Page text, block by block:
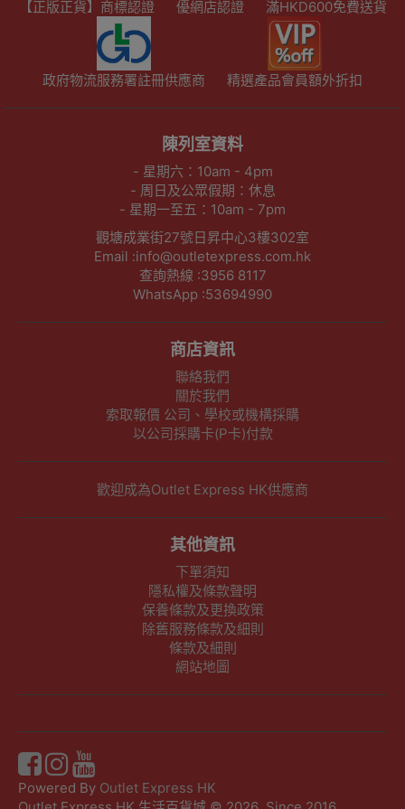
【正版正貨】商標認證 優網店認證 滿HKD600免費送貨
政府物流服務署註冊供應商 精選產品會員額外折扣
陳列室資料
- 星期六：10am - 4pm
- 周日及公眾假期：休息
- 星期一至五：10am - 7pm
觀塘成業街27號日昇中心3樓302室
Email :info@outletexpress.com.hk
查詢熱線 :3956 8117
WhatsApp :53694990
商店資訊
聯絡我們
關於我們
索取報價 公司、學校或機構採購
以公司採購卡(P卡)付款
歡迎成為Outlet Express HK供應商
其他資訊
下單須知
隱私權及條款聲明
保養條款及更換政策
除舊服務條款及細則
條款及細則
網站地圖
Powered By Outlet Express HK